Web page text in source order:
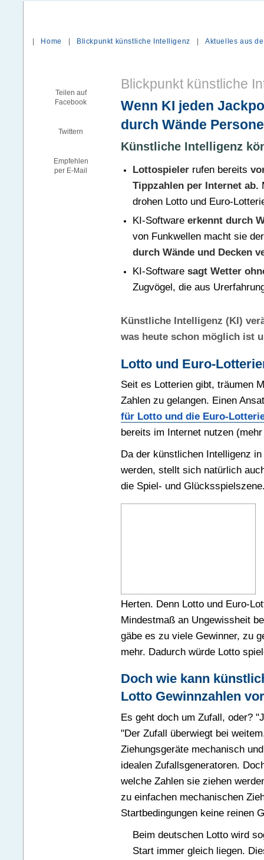
Home Blickpunkt künstliche Intelligenz |Aktuelles aus
Teilen auf
Facebook
Twittern
Empfehlen
per E-Mail
Blickpunkt künstliche
Wenn KI jeden
durch Wände
Künstliche Intelligenz
Lottospieler rufen bereits
Tippzahlen per Internet ab.
drohen Lotto und Euro-
KI-Software erkennt durch
von Funkwellen macht sie
durch Wände und Decken
KI-Software sagt Wetter
Zugvögel, die aus
Künstliche Intelligenz (KI)
was heute schon möglich ist
Lotto und Euro-
Seit es Lotterien gibt, träumen
Zahlen zu gelangen. Einen
für Lotto und die Euro-
bereits im Internet nutzen
Da der künstlichen Intelligenz
werden, stellt sich natürlich
die Spiel- und
Herten. Denn Lotto und Euro-
Mindestmaß an Ungewissheit
gäbe es zu viele Gewinner, zu
mehr. Dadurch würde Lotto
Doch wie kann
Lotto Gewinnzahlen
Es geht doch um Zufall, oder?
"Der Zufall überwiegt bei
Ziehungsgeräte mechanisch
idealen Zufallsgeneratoren.
welche Zahlen sie ziehen
zu einfachen mechanischen
Startbedingungen keine reinen
Beim deutschen Lotto wird
Start immer gleich liegen.